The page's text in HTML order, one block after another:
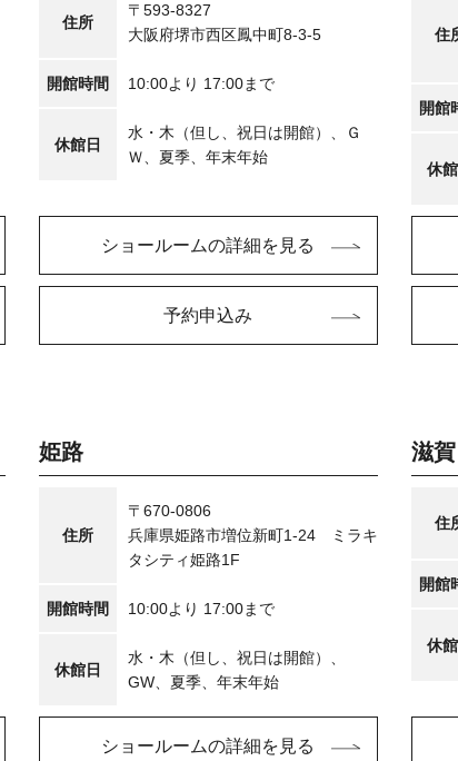
住所
〒593-8327
大阪府堺市西区鳳中町8-3-5
開館時間 10:00より 17:00まで
休館日
水・木（但し、祝日は開館）、Ｇ
Ｗ、夏季、年末年始
ショールームの詳細を見る
予約申込み
住
開館
休
姫路
住所
〒670-0806
兵庫県姫路市増位新町1-24 ミラキ
タシティ姫路1F
開館時間 10:00より 17:00まで
休館日
水・木（但し、祝日は開館）、
GW、夏季、年末年始
ショールームの詳細を見る
滋賀
住
開館
休